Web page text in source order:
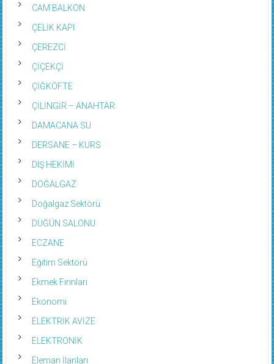
CAM BALKON
ÇELİK KAPI
ÇEREZCİ
ÇİÇEKÇİ
ÇİĞKÖFTE
ÇİLİNGİR – ANAHTAR
DAMACANA SU
DERSANE – KURS
DIŞ HEKİMİ
DOĞALGAZ
Doğalgaz Sektörü
DÜĞÜN SALONU
ECZANE
Eğitim Sektörü
Ekmek Fırınları
Ekonomi
ELEKTRİK AVİZE
ELEKTRONİK
Eleman İlanları